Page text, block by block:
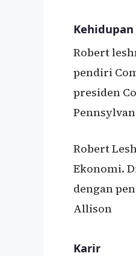
Robert
pendiri
presiden
Robert
Ekonomi.
dengan
Allison
Karir